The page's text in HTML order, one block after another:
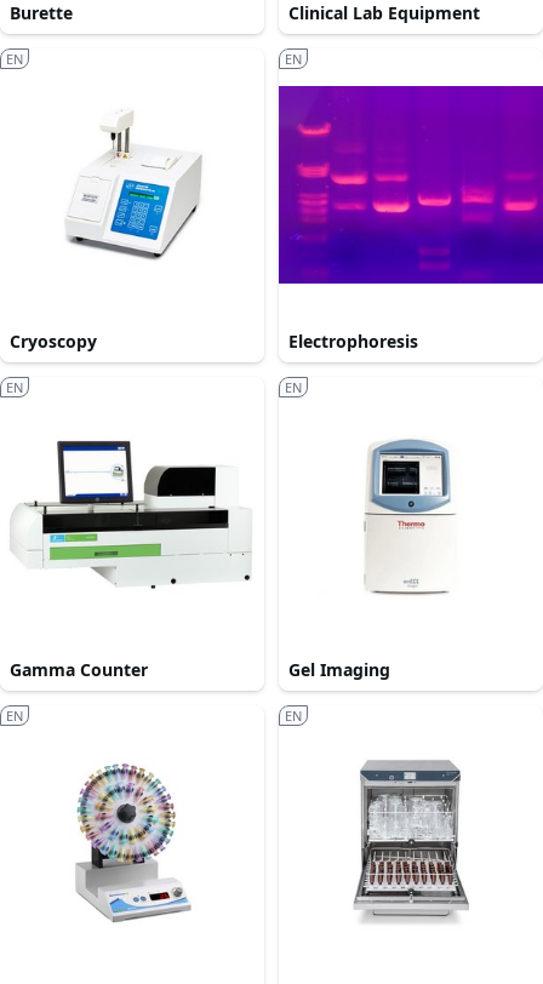
Burette Clinical Lab Equipment
Cryoscopy
EN
Electrophoresis
EN
Gamma Counter
EN
Gel Imaging
EN
EN EN